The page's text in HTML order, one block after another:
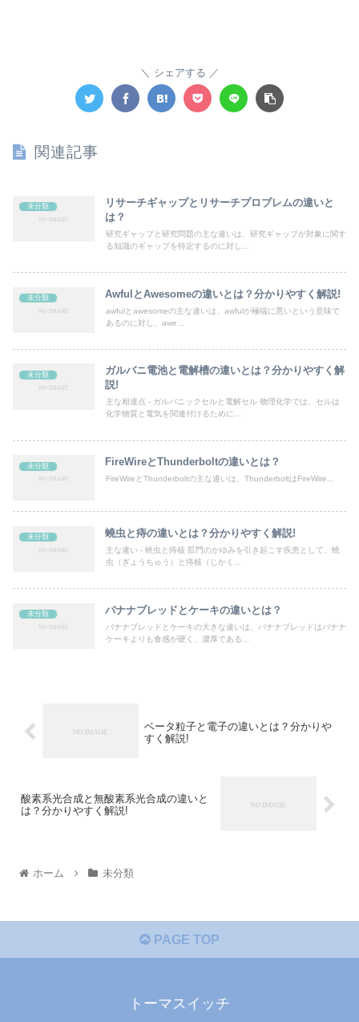
シェアする
関連記事
未分類
リサーチギャップとリサーチプロブレムの違いと
は？
研究ギャップと研究問題の主な違いは、研究ギャップが対象に関す
る知識のギャップを特定するのに対し...
未分類 AwfulとAwesomeの違いとは？分かりやすく解説!
awfulとawesomeの主な違いは、awfulが極端に悪いという意味で
あるのに対し、awe...
未分類
ガルバニ電池と電解槽の違いとは？分かりやすく解
説!
主な相違点 - ガルバニックセルと電解セル 物理化学では、セルは
化学物質と電気を関連付けるために...
未分類 FireWireとThunderboltの違いとは？
FireWireとThunderboltの主な違いは、ThunderboltはFireWire...
未分類 蟯虫と痔の違いとは？分かりやすく解説!
主な違い - 蟯虫と痔核 肛門のかゆみを引き起こす疾患として、蟯
虫（ぎょうちゅう）と痔核（じかく...
未分類 バナナブレッドとケーキの違いとは？
バナナブレッドとケーキの大きな違いは、バナナブレッドはバナナ
ケーキよりも食感が硬く、濃厚である...
ベータ粒子と電子の違いとは？分かりや
すく解説!
酸素系光合成と無酸素系光合成の違いと
は？分かりやすく解説!
ホーム 未分類
PAGE TOP
トーマスイッチ